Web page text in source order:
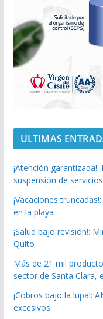
ULTIMAS
¡Atención
suspensión de servicios
¡Vacaciones
en la playa
¡Salud bajo revisión!:
Quito
Más de 21 mil
sector de Santa Clara,
¡Cobros bajo la lupa!:
excesivos